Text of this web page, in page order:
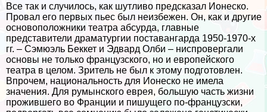
Все так и случилось, как шутливо предсказал Ионеско.
Провал его первых пьес был неизбежен. Он, как и другие
основоположники театра абсурда, главные
представители драматургии поставангарда 1950-1970-х
гг. – Сэмюэль Беккет и Эдвард Олби – ниспровергали
основы не только французского, но и европейского
театра в целом. Зритель не был к этому подготовлен.
Впрочем, национальность для Ионеско не имела
значения. Для румынского еврея, большую часть жизни
прожившего во Франции и пишущего по-французски,